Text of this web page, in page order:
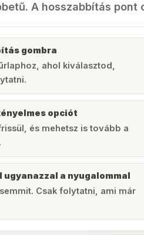
A hosszabbítás
gombra
ahol kiválasztod,
opciót
és mehetsz is tovább a
a nyugalommal
Csak folytatni, ami már